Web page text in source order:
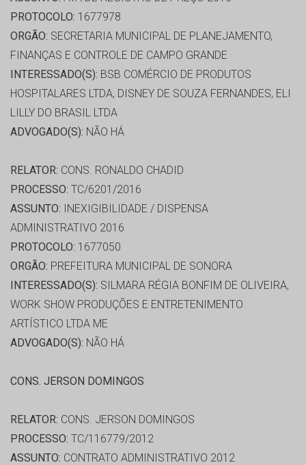
PROTOCOLO: 1677978
ORGÃO: SECRETARIA MUNICIPAL DE PLANEJAMENTO,
FINANÇAS E CONTROLE DE CAMPO GRANDE
INTERESSADO(S): BSB COMÉRCIO DE PRODUTOS
HOSPITALARES LTDA, DISNEY DE SOUZA FERNANDES, ELI
LILLY DO BRASIL LTDA
ADVOGADO(S): NÃO HÁ
RELATOR: CONS. RONALDO CHADID
PROCESSO: TC/6201/2016
ASSUNTO: INEXIGIBILIDADE / DISPENSA
ADMINISTRATIVO 2016
PROTOCOLO: 1677050
ORGÃO: PREFEITURA MUNICIPAL DE SONORA
INTERESSADO(S): SILMARA RÉGIA BONFIM DE OLIVEIRA,
WORK SHOW PRODUÇÕES E ENTRETENIMENTO
ARTÍSTICO LTDA ME
ADVOGADO(S): NÃO HÁ
CONS. JERSON DOMINGOS
RELATOR: CONS. JERSON DOMINGOS
PROCESSO: TC/116779/2012
ASSUNTO: CONTRATO ADMINISTRATIVO 2012